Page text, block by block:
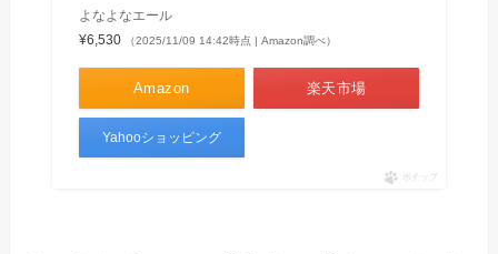
‎よなよなエール
¥6,530
（2025/11/09 14:42時点 | Amazon調べ）
Amazon 楽天市場
Yahooショッピング
ポチップ